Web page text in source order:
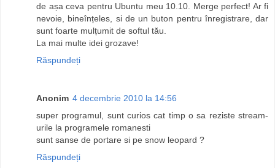
de așa ceva pentru Ubuntu meu 10.10. Merge perfect! Ar fi
nevoie, bineînțeles, si de un buton pentru înregistrare, dar
sunt foarte mulțumit de softul tău.
La mai multe idei grozave!
Răspundeți
Anonim 4 decembrie 2010 la 14:56
super programul, sunt curios cat timp o sa reziste stream-
urile la programele romanesti
sunt sanse de portare si pe snow leopard ?
Răspundeți